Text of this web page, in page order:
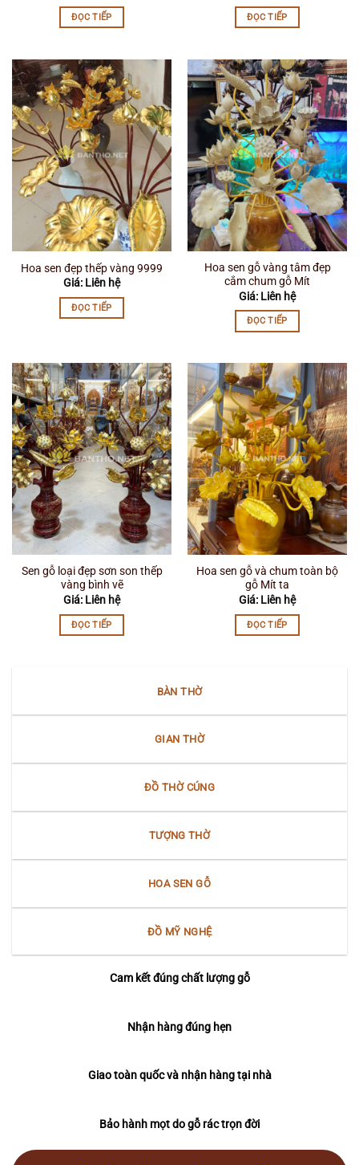
ĐỌC TIẾP ĐỌC TIẾP
Hoa sen đẹp thếp vàng 9999
Giá: Liên hệ
ĐỌC TIẾP
Hoa sen gỗ vàng tâm đẹp
cắm chum gỗ Mít
Giá: Liên hệ
ĐỌC TIẾP
Sen gỗ loại đẹp sơn son thếp
vàng bình vẽ
Giá: Liên hệ
ĐỌC TIẾP
Hoa sen gỗ và chum toàn bộ
gỗ Mít ta
Giá: Liên hệ
ĐỌC TIẾP
BÀN THỜ
GIAN THỜ
ĐỒ THỜ CÚNG
TƯỢNG THỜ
HOA SEN GỖ
ĐỒ MỸ NGHỆ
Cam kết đúng chất lượng gỗ
Nhận hàng đúng hẹn
Giao toàn quốc và nhận hàng tại nhà
Bảo hành mọt do gỗ rác trọn đời